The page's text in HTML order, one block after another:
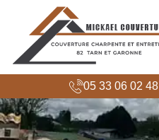
05 33 06 02 48